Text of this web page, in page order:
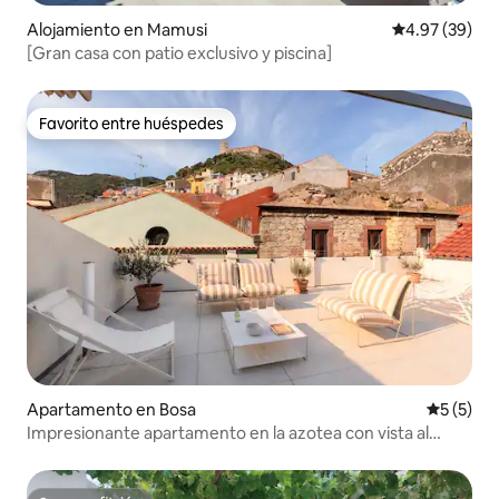
Alojamiento en Mamusi Calificación
4.97 (39)
[Gran casa con patio exclusivo y piscina]
Favorito entre huéspedes
Favorito entre huéspedes
Apartamento en Bosa
5 (5)
Impresionante apartamento en la azotea con vista al